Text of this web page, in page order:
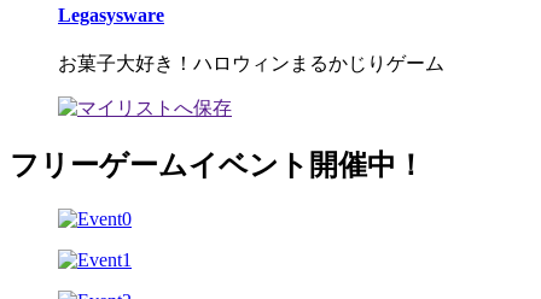
Legasysware
お菓子大好き！ハロウィンまるかじりゲーム
フリーゲームイベント開催中！